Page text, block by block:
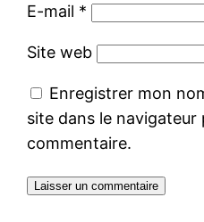
E-mail *
Site web
Enregistrer mon
site dans le
commentaire.